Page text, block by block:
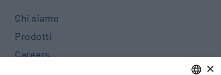
Chi siamo
Prodotti
Careers
×